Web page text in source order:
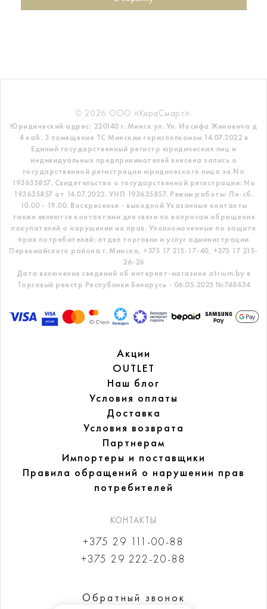
© 2026 ООО «КераСмарт».
Юридический адрес: 220140 г. Минск ул. Ул. Иосифа Жиновича д
4 каб. 3 помещение ТС Минским горисполкомом 14.07.2022 в
Единый государственный регистр юридических лиц и
индивидуальных предпринимателей внесена запись о
государственной регистрации юридического лица за No
193635857. Свидетельство о государственной регистрации: No
193635857 от 14.07.2022. УНП 193635857. Режим работы: Пн-сб.
10.00 - 19.00. Воскресенье - выходной Указанные контакты
также являются контактами для связи по вопросам обращения
покупателей о нарушении их прав. Уполномоченные по защите
прав потребителей: отдел торговли и услуг администрации
Первомайского района г. Минска, +375 17 215-17-40, +375 17 215-
26-26
Дата включения сведений об интернет-магазине atrium.by в
Торговый реестр Республики Беларусь - 06.05.2025 №748434
Акции
OUTLET
Наш блог
Условия оплаты
Доставка
Условия возврата
Партнерам
Импортеры и поставщики
Правила обращений о нарушении прав
потребителей
КОНТАКТЫ
+375 29 111-00-88
+375 29 222-20-88
Обратный звонок